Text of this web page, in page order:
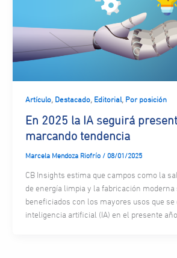
Artículo, Destacado, Editorial, Por posición
En 2025 la IA seguirá
marcando tendencia
Marcela Mendoza Riofrío / 08/01/2025
CB Insights estima que campos como la
de energía limpia y la fabricación moderna
beneficiados con los mayores usos que se
inteligencia artificial (IA) en el presente